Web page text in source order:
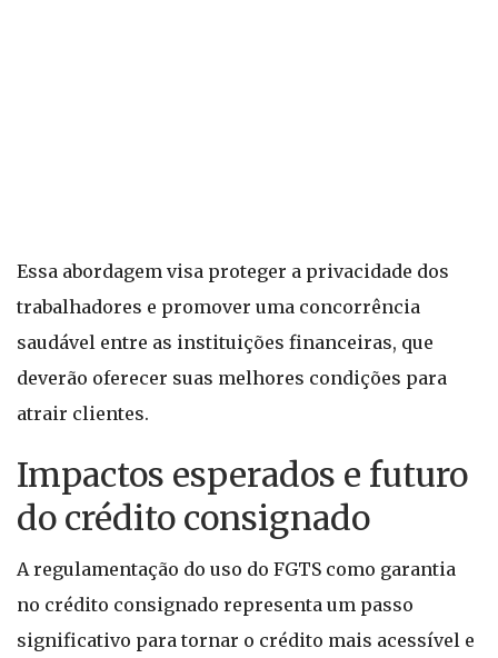
Essa abordagem visa proteger a privacidade dos
trabalhadores e promover uma concorrência
saudável entre as instituições financeiras, que
deverão oferecer suas melhores condições para
atrair clientes.
Impactos esperados e futuro
do crédito consignado
A regulamentação do uso do FGTS como garantia
no crédito consignado representa um passo
significativo para tornar o crédito mais acessível e